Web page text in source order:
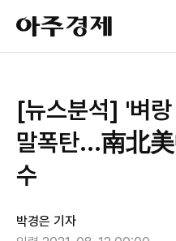
아
주
경
[뉴스분석] '벼
말폭탄...南北
수
박경은 기자